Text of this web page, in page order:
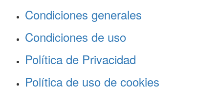
Condiciones generales
Condiciones de uso
Política de Privacidad
Política de uso de cookies